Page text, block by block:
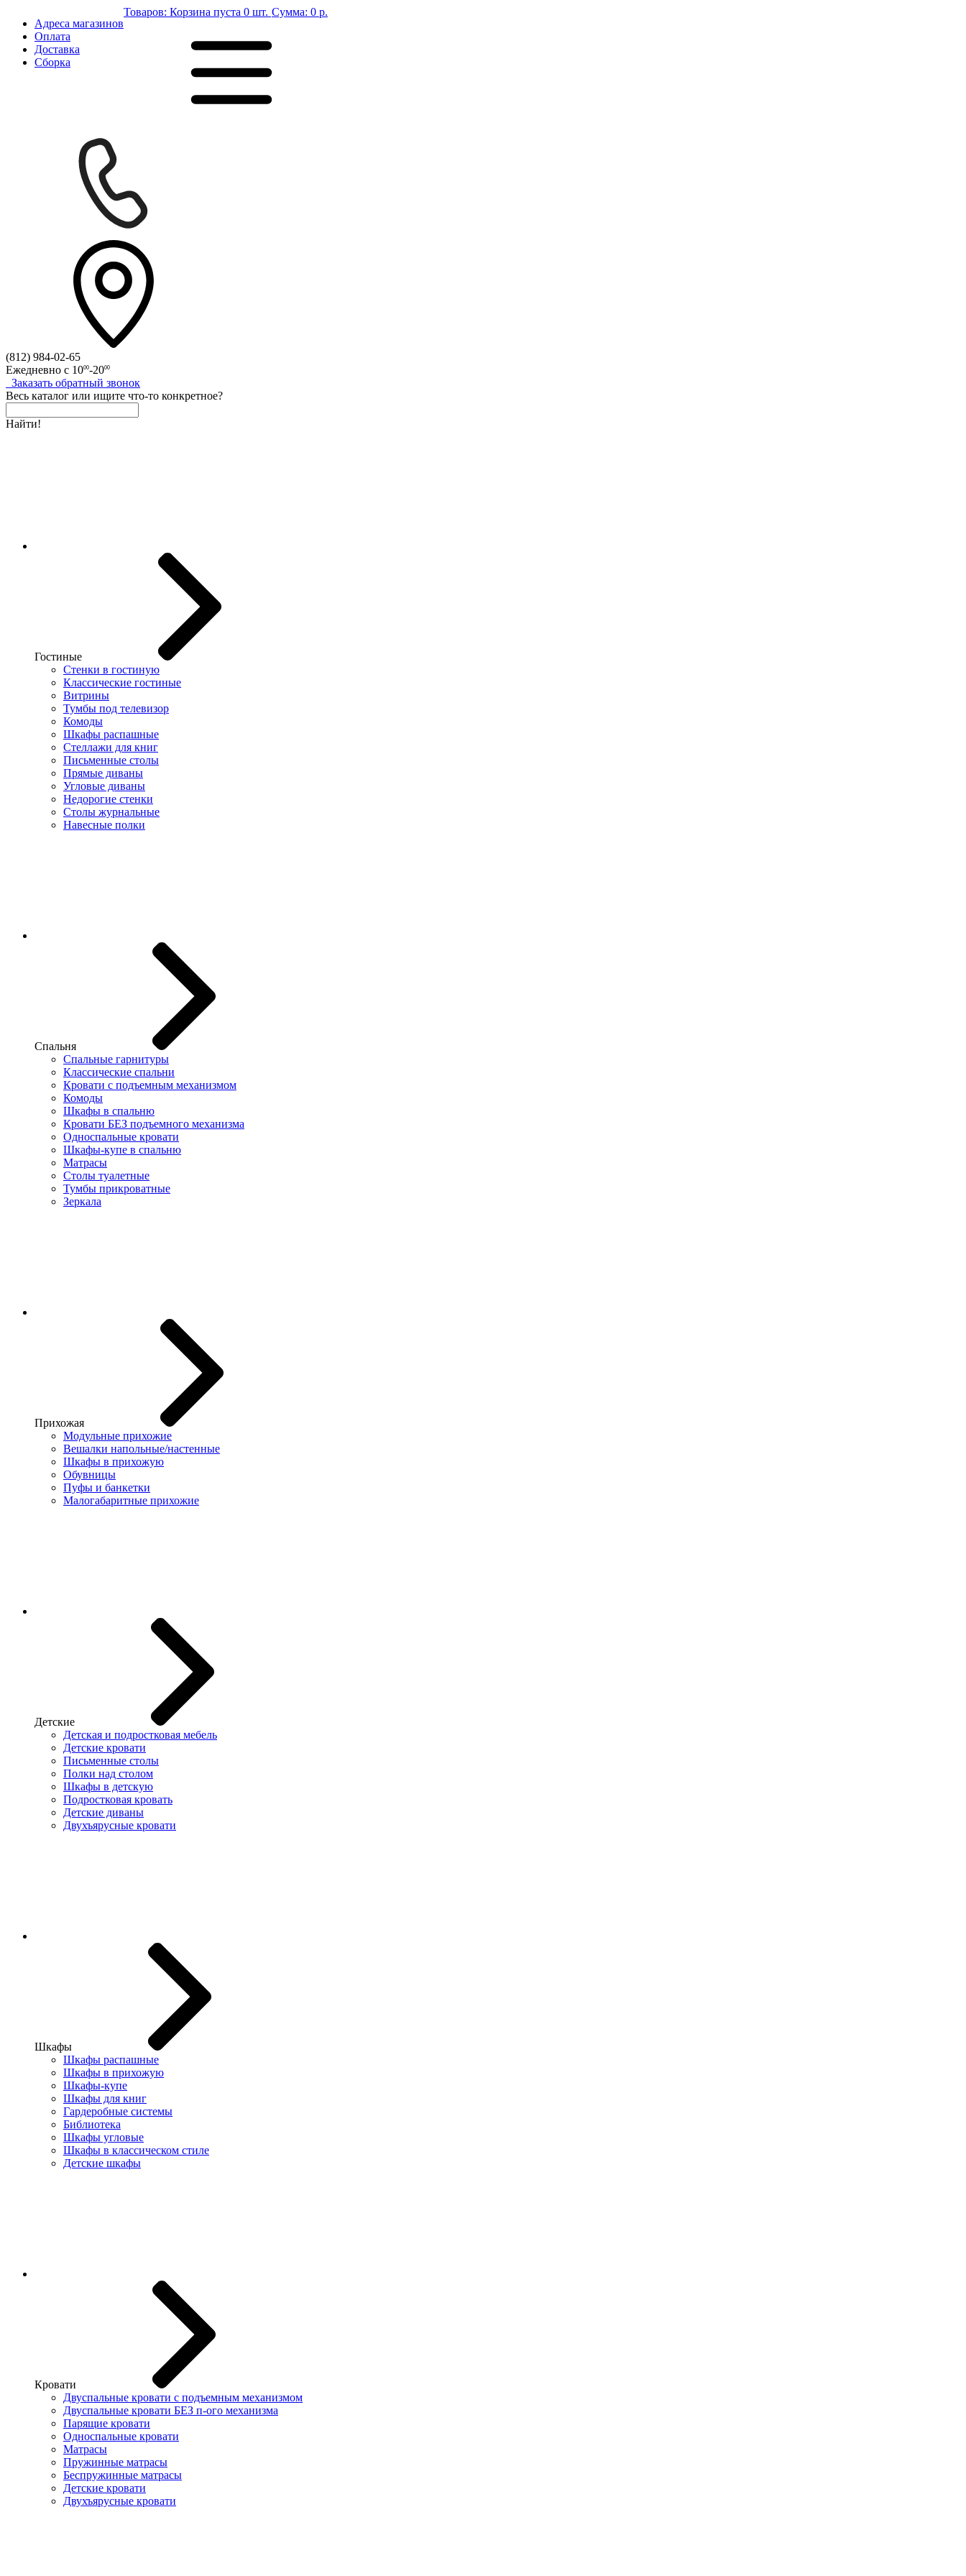
Адреса магазинов
Оплата
Доставка
Сборка
Товаров: Корзина пуста 0 шт. Сумма: 0 р.
(812) 984-02-65
Ежедневно с 1000-2000
Заказать обратный звонок
Весь каталог или ищите что-то конкретное?
Найти!
Гостиные
Стенки в гостиную
Классические гостиные
Витрины
Тумбы под телевизор
Комоды
Шкафы распашные
Стеллажи для книг
Письменные столы
Прямые диваны
Угловые диваны
Недорогие стенки
Столы журнальные
Навесные полки
Спальня
Спальные гарнитуры
Классические спальни
Кровати с подъемным механизмом
Комоды
Шкафы в спальню
Кровати БЕЗ подъемного механизма
Односпальные кровати
Шкафы-купе в спальню
Матрасы
Столы туалетные
Тумбы прикроватные
Зеркала
Прихожая
Модульные прихожие
Вешалки напольные/настенные
Шкафы в прихожую
Обувницы
Пуфы и банкетки
Малогабаритные прихожие
Детские
Детская и подростковая мебель
Детские кровати
Письменные столы
Полки над столом
Шкафы в детскую
Подростковая кровать
Детские диваны
Двухъярусные кровати
Шкафы
Шкафы распашные
Шкафы в прихожую
Шкафы-купе
Шкафы для книг
Гардеробные системы
Библиотека
Шкафы угловые
Шкафы в классическом стиле
Детские шкафы
Кровати
Двуспальные кровати с подъемным механизмом
Двуспальные кровати БЕЗ п-ого механизма
Парящие кровати
Односпальные кровати
Матрасы
Пружинные матрасы
Беспружинные матрасы
Детские кровати
Двухъярусные кровати